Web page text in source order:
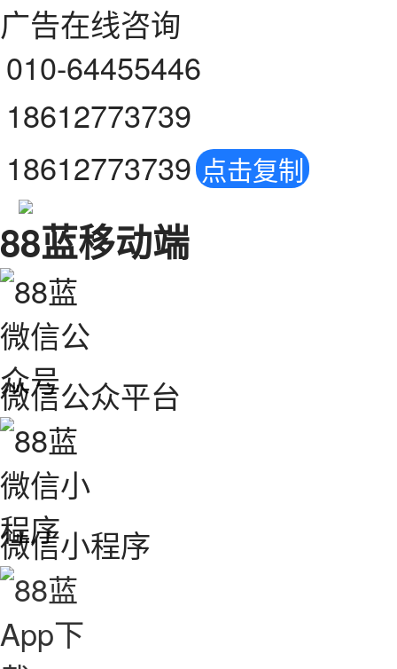
广告在线咨询
010-64455446
18612773739
18612773739 点击复制
88蓝移动端
微信公众平台
微信小程序